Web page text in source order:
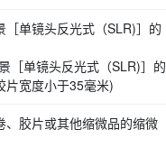
［单镜头反光式（SLR)］的
［单镜头反光式（SLR)］的
片宽度小于35毫米)
、胶片或其他缩微品的缩微